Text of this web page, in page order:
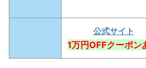
公式サイト
1万円OFFクーポン